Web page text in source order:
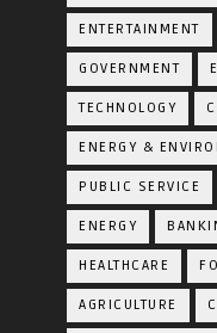
ENTERTAINMENT
GOVERNMENT
TECHNOLOGY
ENERGY &
PUBLIC SERVICE
ENERGY
HEALTHCARE
AGRICULTURE